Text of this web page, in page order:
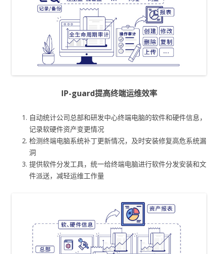
IP-guard提高终端运维效率
自动统计公司总部和研发中心终端电脑的软件和硬件信息，
记录软硬件资产变更情况
检测终端电脑系统补丁更新情况，及时安装修复高危系统漏
洞
提供软件分发工具，统一给终端电脑进行软件分发安装和文
件派送，减轻运维工作量